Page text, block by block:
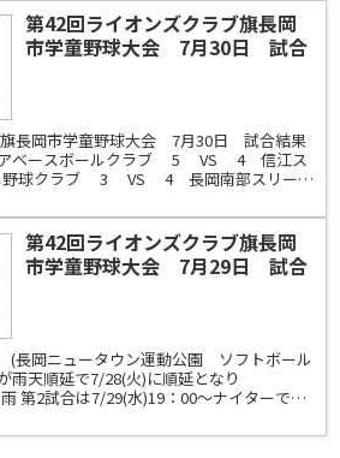
第42回ライオンズクラブ旗長岡
市学童野球大会 7月30日 試合
旗長岡市学童野球大会 7月30日 試合結果
アベースボールクラブ 5 VS 4 信江ス
野球クラブ 3 VS 4 長岡南部スリース
第42回ライオンズクラブ旗長岡
市学童野球大会 7月29日 試合
(長岡ニュータウン運動公園 ソフトボール
雨天順延で7/28(火)に順延となり
第2試合は7/29(水)19：00～ナイターで継